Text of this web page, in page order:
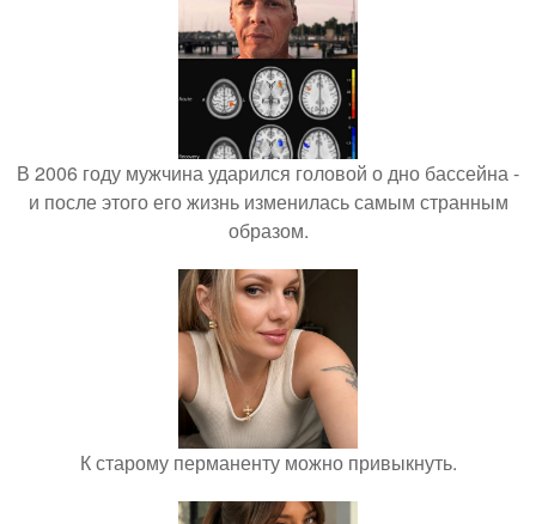
В 2006 году мужчина ударился головой о дно бассейна -
и после этого его жизнь изменилась самым странным
образом.
К старому перманенту можно привыкнуть.